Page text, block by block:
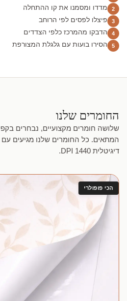
2 מדדו ומסמנו את קו ההתחלה
3 פיצלו לפסים לפי הרוחב
4 הדבקו מהמרכז כלפי הצדדים
5 הסירו בועות עם גלגלת המצורפת
החומרים שלנו
שלושה חומרים מקצועיים, נבחרים
המתאים. כל החומרים שלנו מגיעים עם
דיגיטלית 1440 DPI.
הכי פופולרי